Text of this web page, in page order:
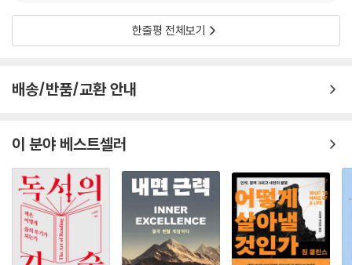
응급실 의사로 일합니다. 저스틴은 1분 1초를 다투는 외상 환자가 들어오
면 다음과 같이 만트라를 되뇌어요. “빨리 가려면 천천히 가야 해(Go slo
--- p.123~124
생각해 봅시다. 지금으로부터 수천 년 전, 진화의 과정은 야만적인 힘 같은
선택하는 것으로 방향을 틀었어요. 우리 조상 가운데 생존에 성공한 부류
는 전통적인 기준에서 가장 힘이 센 자들이 아니라 약점을 드러내 함께 이
야기할 줄 알고 그런 점을 극복하기 위해 가장 효과적으로 힘을 모을 줄 아
는 자들이었지요. ‘취약한 유인원’들은 호모 사피엔스, 즉 우리 인류의 근본
을 형성한 존재로 여겨집니다. 오늘날 우리는 취약성을 표현하는 능력을
가능한 성장과 오래가는 행복을 누릴 수 있게 된다.
고, 거기에 온전히 집중할 때 얻을 수 있다.(25쪽) 최고가 되기 위해 죽도
는 말처럼 쉬운 일이 아니다. 이 책은 내면 깊은 곳의 뿌리를 기르고 일상을
단단하게 만들 수 있는 원동력으로 ‘수용, 취약성, 유대, 운동, 인내, 집
중’이라는 6가지 원리를 소개한다.
성과 전문가가 알려 주는
‘성과 대신 지속 가능한 성장과 행복을 좇는 법’
한줄평 전체보기
배송/반품/교환 안내
이 분야 베스트셀러